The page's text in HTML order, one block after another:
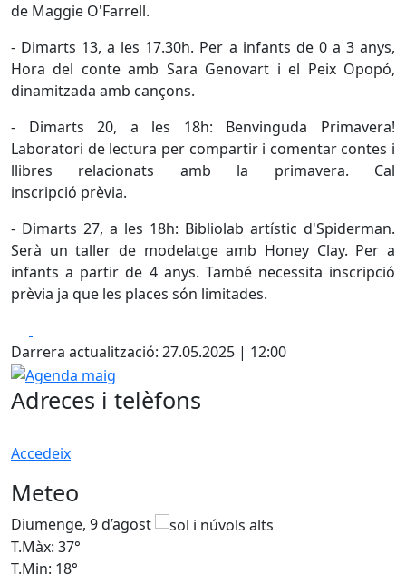
de Maggie O'Farrell.
- Dimarts 13, a les 17.30h. Per a infants de 0 a 3 anys,
Hora del conte amb Sara Genovart i el Peix Opopó,
dinamitzada amb cançons.
- Dimarts 20, a les 18h: Benvinguda Primavera!
Laboratori de lectura per compartir i comentar contes i
llibres relacionats amb la primavera. Cal
inscripció prèvia.
- Dimarts 27, a les 18h: Bibliolab artístic d'Spiderman.
Serà un taller de modelatge amb Honey Clay. Per a
infants a partir de 4 anys. També necessita inscripció
prèvia ja que les places són limitades.
Darrera actualització: 27.05.2025 | 12:00
Agenda maig
Adreces i telèfons
Accedeix
Meteo
Diumenge, 9 d’agost
T.Màx: 37°
T.Min: 18°